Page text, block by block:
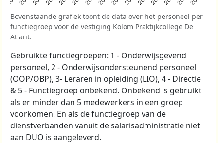
Bovenstaande grafiek toont de data over het personeel per
functiegroep voor de vestiging Kolom Praktijkcollege De
Atlant.
Gebruikte functiegroepen: 1 - Onderwijsgevend
personeel, 2 - Onderwijsondersteunend personeel
(OOP/OBP), 3- Leraren in opleiding (LIO), 4 - Directie
& 5 - Functiegroep onbekend. Onbekend is gebruikt
als er minder dan 5 medewerkers in een groep
voorkomen. En als de functiegroep van de
dienstverbanden vanuit de salarisadministratie niet
aan DUO is aangeleverd.